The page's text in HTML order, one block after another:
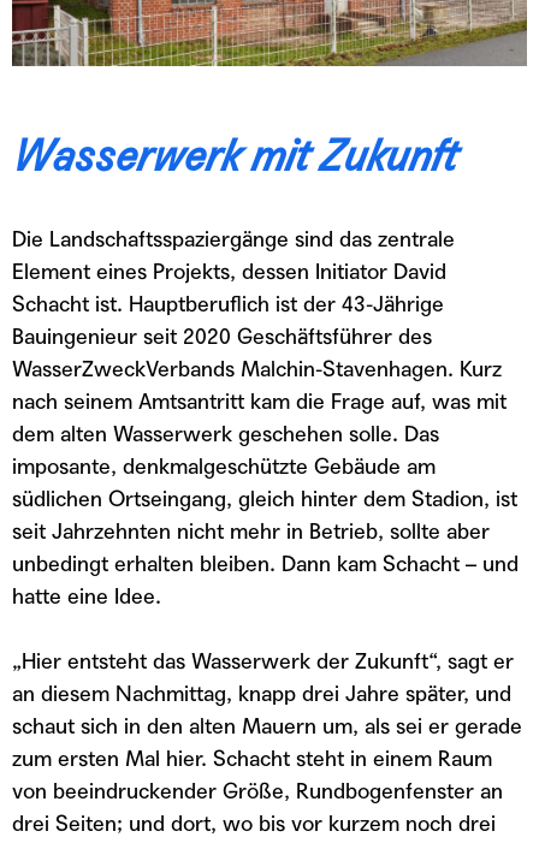
Wasserwerk mit Zukunft
Die Landschaftsspaziergänge sind das zentrale
Element eines Projekts, dessen Initiator David
Schacht ist. Hauptberuflich ist der 43-Jährige
Bauingenieur seit 2020 Geschäftsführer des
WasserZweckVerbands Malchin-Stavenhagen. Kurz
nach seinem Amtsantritt kam die Frage auf, was mit
dem alten Wasserwerk geschehen solle. Das
imposante, denkmalgeschützte Gebäude am
südlichen Ortseingang, gleich hinter dem Stadion, ist
seit Jahrzehnten nicht mehr in Betrieb, sollte aber
unbedingt erhalten bleiben. Dann kam Schacht – und
hatte eine Idee.
„Hier entsteht das Wasserwerk der Zukunft“, sagt er
an diesem Nachmittag, knapp drei Jahre später, und
schaut sich in den alten Mauern um, als sei er gerade
zum ersten Mal hier. Schacht steht in einem Raum
von beeindruckender Größe, Rundbogenfenster an
drei Seiten; und dort, wo bis vor kurzem noch drei